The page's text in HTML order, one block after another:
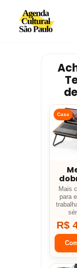
Avançar
Casa
Mais
para
R$